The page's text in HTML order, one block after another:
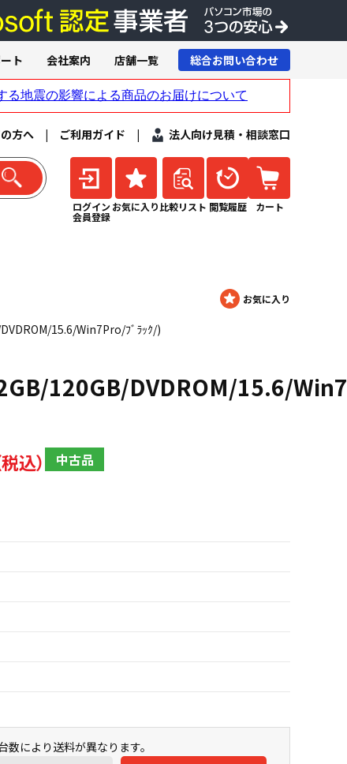
方へ | ご利用ガイド | 法人向け見積・相談窓口
ログイン
会員登録
お気に入り 比較リスト 閲覧履歴 カート
ト 会社案内 店舗一覧 総合お問い合わせ
15.6/Win7Pro/ﾌﾞﾗｯｸ/)
120GB/DVDROM/15.6/
中古品
により送料が異なります。